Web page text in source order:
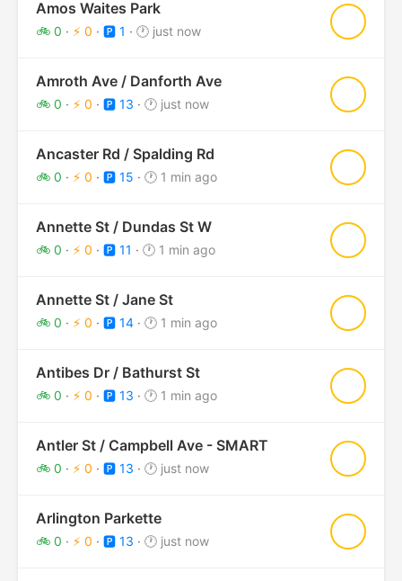
Amos Waites Park
🚲 0 · ⚡ 0 · 🅿️ 1 · 🕐 just now
Amroth Ave / Danforth Ave
🚲 0 · ⚡ 0 · 🅿️ 13 · 🕐 just now
Ancaster Rd / Spalding Rd
🚲 0 · ⚡ 0 · 🅿️ 15 · 🕐 1 min ago
Annette St / Dundas St W
🚲 0 · ⚡ 0 · 🅿️ 11 · 🕐 1 min ago
Annette St / Jane St
🚲 0 · ⚡ 0 · 🅿️ 14 · 🕐 1 min ago
Antibes Dr / Bathurst St
🚲 0 · ⚡ 0 · 🅿️ 13 · 🕐 1 min ago
Antler St / Campbell Ave - SMART
🚲 0 · ⚡ 0 · 🅿️ 13 · 🕐 just now
Arlington Parkette
🚲 0 · ⚡ 0 · 🅿️ 13 · 🕐 just now